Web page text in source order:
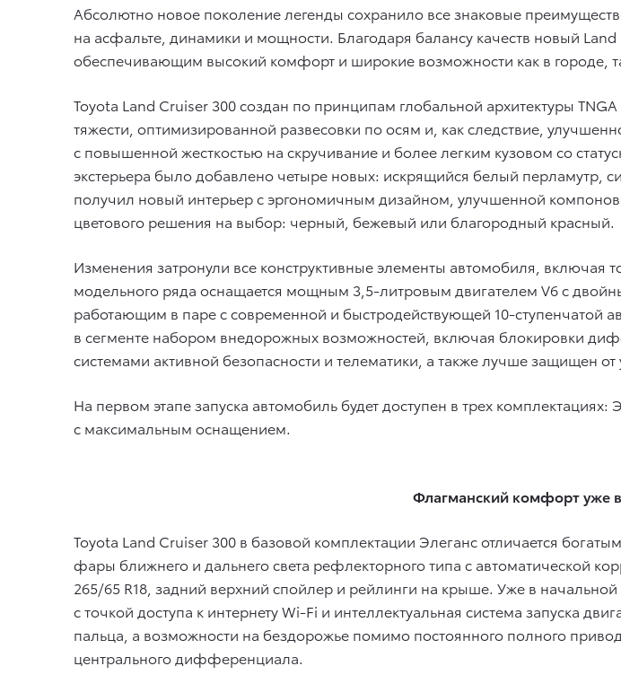
Абсолютно новое поколение легенды сохранило все знаковые
на асфальте, динамики и мощности. Благодаря балансу качеств новый
обеспечивающим высокий комфорт и широкие возможности как в городе,
Toyota Land Cruiser 300 создан по принципам глобальной архитектуры
тяжести, оптимизированной развесовки по осям и, как следствие,
с повышенной жесткостью на скручивание и более легким кузовом со
экстерьера было добавлено четыре новых: искрящийся белый перламутр,
получил новый интерьер с эргономичным дизайном, улучшенной
цветового решения на выбор: черный, бежевый или благородный красный.
Изменения затронули все конструктивные элементы автомобиля,
модельного ряда оснащается мощным 3,5-литровым двигателем V6 с
работающим в паре с современной и быстродействующей 10-ступенчатой
в сегменте набором внедорожных возможностей, включая блокировки
системами активной безопасности и телематики, а также лучше защищен от
На первом этапе запуска автомобиль будет доступен в трех
с максимальным оснащением.
Флагманский комфорт уже
Toyota Land Cruiser 300 в базовой комплектации Элеганс отличается
фары ближнего и дальнего света рефлекторного типа с автоматической
265/65 R18, задний верхний спойлер и рейлинги на крыше. Уже в
с точкой доступа к интернету Wi-Fi и интеллектуальная система запуска
пальца, а возможности на бездорожье помимо постоянного полного
центрального дифференциала.